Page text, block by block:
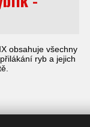
obsahuje všechny
ryb a jejich